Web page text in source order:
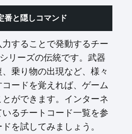
番と隠しコマンド
することで発動するチー
リーズの伝統です。武器
乗り物の出現など、様々
ードを覚えれば、ゲーム
ができます。インターネ
るチートコード一覧を参
を試してみましょう。